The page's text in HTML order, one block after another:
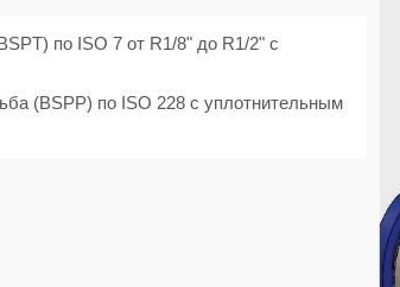
по ISO 7 от R1/8" до R1/2" с
(BSPP) по ISO 228 с уплотнительным